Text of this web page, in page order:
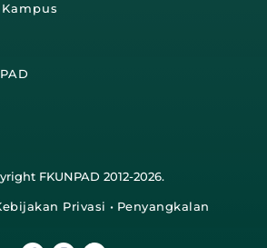
FKUNPAD 2012-2026.
Privasi • Penyangkalan